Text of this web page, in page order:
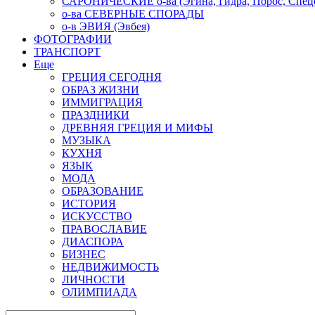
о-ва СЕВЕРНЫЕ СПОРАДЫ
о-в ЭВИЯ (Эвбея)
ФОТОГРАФИИ
ТРАНСПОРТ
Еще
ГРЕЦИЯ СЕГОДНЯ
ОБРАЗ ЖИЗНИ
ИММИГРАЦИЯ
ПРАЗДНИКИ
ДРЕВНЯЯ ГРЕЦИЯ И МИФЫ
МУЗЫКА
КУХНЯ
ЯЗЫК
МОДА
ОБРАЗОВАНИЕ
ИСТОРИЯ
ИСКУССТВО
ПРАВОСЛАВИЕ
ДИАСПОРА
БИЗНЕС
НЕДВИЖИМОСТЬ
ЛИЧНОСТИ
ОЛИМПИАДА